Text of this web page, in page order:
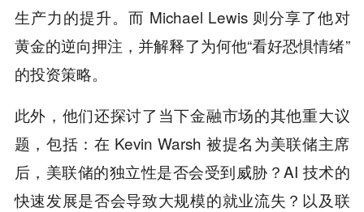
生产力的提升。而 Michael Lewis 则分享了他对
黄金的逆向押注，并解释了为何他“看好恐惧情绪”
的投资策略。
此外，他们还探讨了当下金融市场的其他重大议
题，包括：在 Kevin Warsh 被提名为美联储主席
后，美联储的独立性是否会受到威胁？AI 技术的
快速发展是否会导致大规模的就业流失？以及联